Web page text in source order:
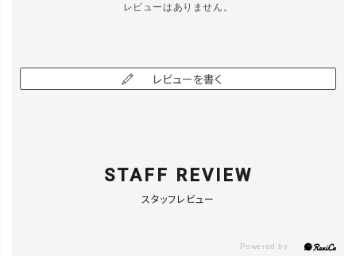
／S
▲ 残りわずか
レビューはありません。
レビューを書く
STAFF REVIEW
スタッフレビュー